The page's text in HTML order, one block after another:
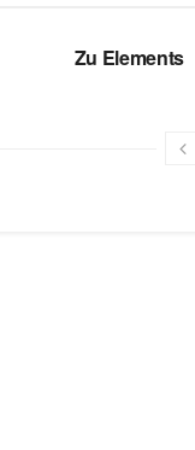
Zu Elements